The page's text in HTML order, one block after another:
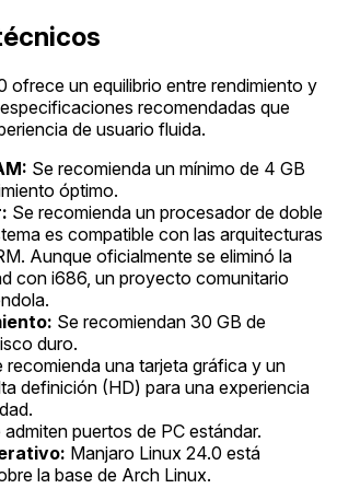
ofrece un equilibrio entre rendimiento y
recomendadas que
de usuario fluida.
Se recomienda un mínimo de 4 GB
óptimo.
Se recomienda un procesador de doble
es compatible con las arquitecturas
Aunque oficialmente se eliminó la
con i686, un proyecto comunitario
Se recomiendan 30 GB de
duro.
recomienda una tarjeta gráfica y un
definición (HD) para una experiencia
admiten puertos de PC estándar.
Manjaro Linux 24.0 está
la base de Arch Linux.